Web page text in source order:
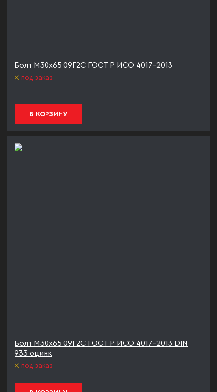
Болт М30х65 09Г2С ГОСТ Р ИСО 4017-2013
под заказ
В КОРЗИНУ
Болт М30х65 09Г2С ГОСТ Р ИСО 4017-2013 DIN
933 оцинк
под заказ